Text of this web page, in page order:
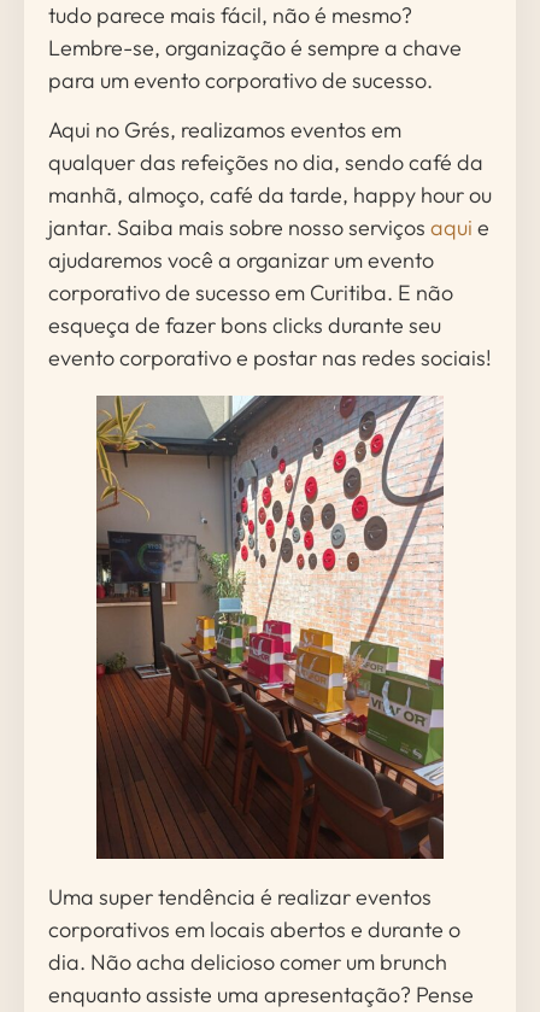
tudo parece mais fácil, não é mesmo?
Lembre-se, organização é sempre a chave
para um evento corporativo de sucesso.
Aqui no Grés, realizamos eventos em
qualquer das refeições no dia, sendo café da
manhã, almoço, café da tarde, happy hour ou
jantar. Saiba mais sobre nosso serviços aqui e
ajudaremos você a organizar um evento
corporativo de sucesso em Curitiba. E não
esqueça de fazer bons clicks durante seu
evento corporativo e postar nas redes sociais!
Uma super tendência é realizar eventos
corporativos em locais abertos e durante o
dia. Não acha delicioso comer um brunch
enquanto assiste uma apresentação? Pense